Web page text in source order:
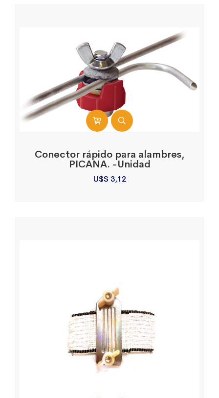
Conector rápido para alambres,
PICANA. -Unidad
U$S 3,12